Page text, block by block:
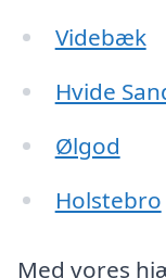
Videbæk
Hvide
Ølgod
Holstebro
Med vores